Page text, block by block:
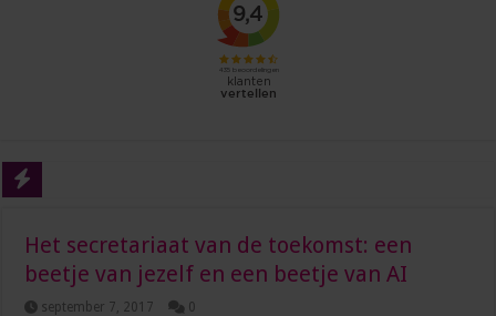
Van onzeker naar zelfverzekerd: vaardigheden die je carrière versnellen
Waarom Deep Democracy jouw geheime superpower is op het secretariaat
Het secretariaat van de toekomst: een
beetje van jezelf en een beetje van AI
september 7, 2017 0